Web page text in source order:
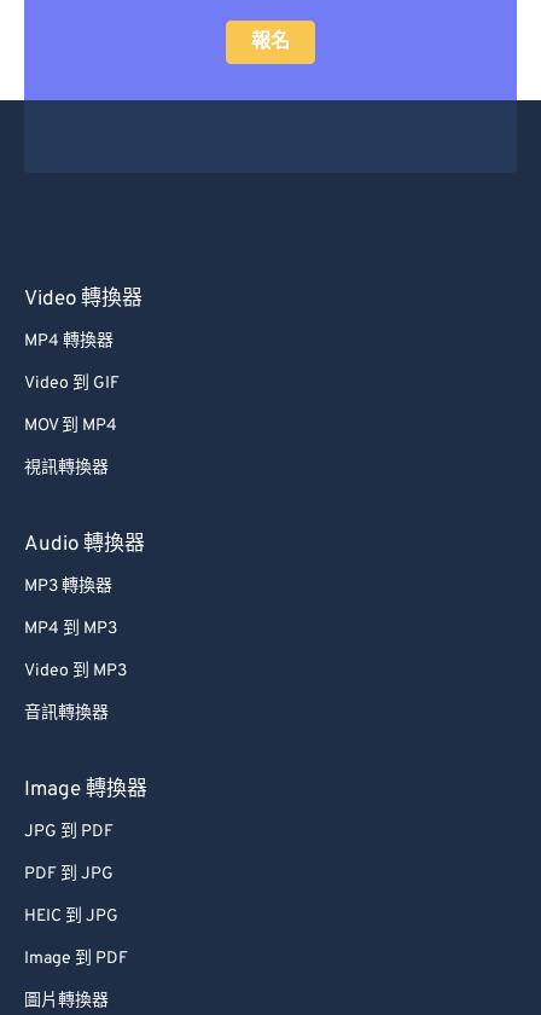
報名
Video 轉換器
MP4 轉換器
Video 到 GIF
MOV 到 MP4
視訊轉換器
Audio 轉換器
MP3 轉換器
MP4 到 MP3
Video 到 MP3
音訊轉換器
Image 轉換器
JPG 到 PDF
PDF 到 JPG
HEIC 到 JPG
Image 到 PDF
圖片轉換器